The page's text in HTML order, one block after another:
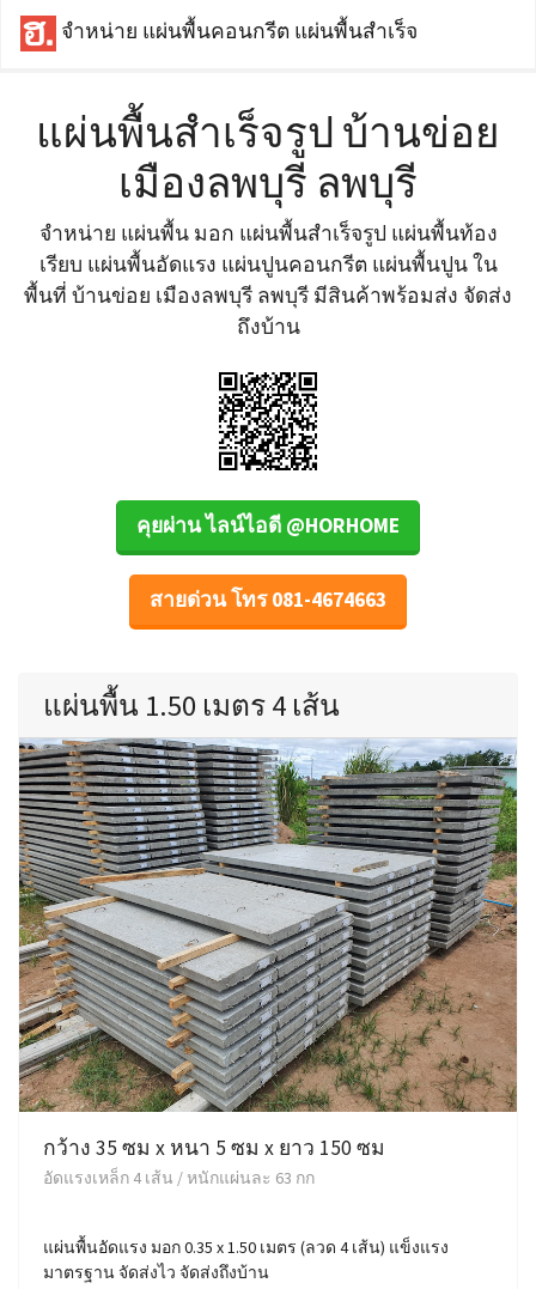
จำหน่าย แผ่นพื้นคอนกรีต แผ่นพื้นสำเร็จ
แผ่นพื้นสำเร็จรูป บ้านข่อย
เมืองลพบุรี ลพบุรี
จำหน่าย แผ่นพื้น มอก แผ่นพื้นสำเร็จรูป แผ่นพื้นท้อง
เรียบ แผ่นพื้นอัดแรง แผ่นปูนคอนกรีต แผ่นพื้นปูน ใน
พื้นที่ บ้านข่อย เมืองลพบุรี ลพบุรี มีสินค้าพร้อมส่ง จัดส่ง
ถึงบ้าน
คุยผ่าน ไลน์ไอดี @HORHOME
สายด่วน โทร 081-4674663
แผ่นพื้น 1.50 เมตร 4 เส้น
กว้าง 35 ซม x หนา 5 ซม x ยาว 150 ซม
อัดแรงเหล็ก 4 เส้น / หนักแผ่นละ 63 กก
แผ่นพื้นอัดแรง มอก 0.35 x 1.50 เมตร (ลวด 4 เส้น) แข็งแรง
มาตรฐาน จัดส่งไว จัดส่งถึงบ้าน